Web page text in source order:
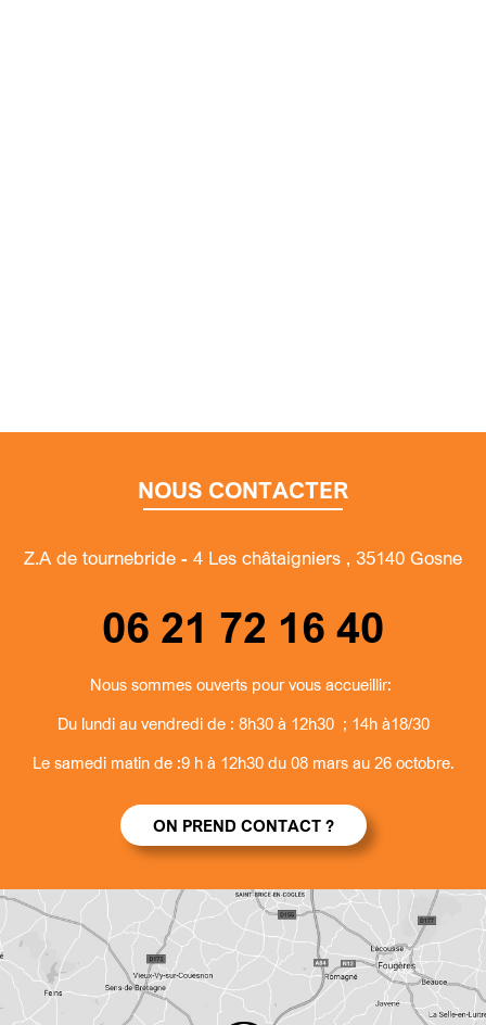
NOUS CONTACTER
Z.A de tournebride - 4 Les châtaigniers , 35140 Gosne
06 21 72 16 40
Nous sommes ouverts pour vous accueillir:
Du lundi au vendredi de : 8h30 à 12h30 ; 14h à18/30
Le samedi matin de :9 h à 12h30 du 08 mars au 26 octobre.
ON PREND CONTACT ?